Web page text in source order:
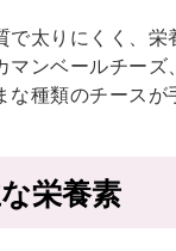
で太りにくく、栄
マンベールチーズ
種類のチースが
栄養素